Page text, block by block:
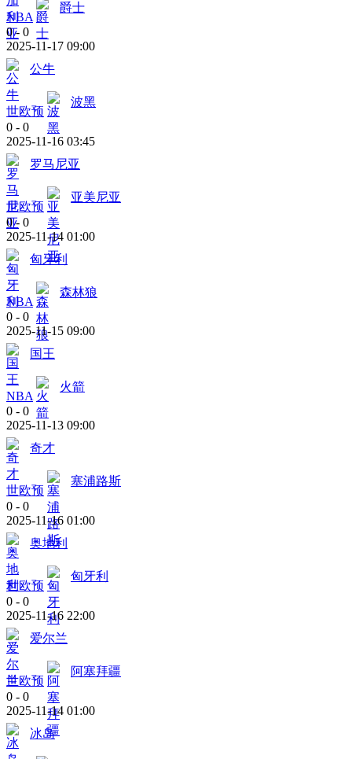
NBA
爵士
0 - 0
2025-11-17 09:00
公牛
世欧预
波黑
0 - 0
2025-11-16 03:45
罗马尼亚
世欧预
亚美尼亚
0 - 0
2025-11-14 01:00
匈牙利
NBA
森林狼
0 - 0
2025-11-15 09:00
国王
NBA
火箭
0 - 0
2025-11-13 09:00
奇才
世欧预
塞浦路斯
0 - 0
2025-11-16 01:00
奥地利
世欧预
匈牙利
0 - 0
2025-11-16 22:00
爱尔兰
世欧预
阿塞拜疆
0 - 0
2025-11-14 01:00
冰岛